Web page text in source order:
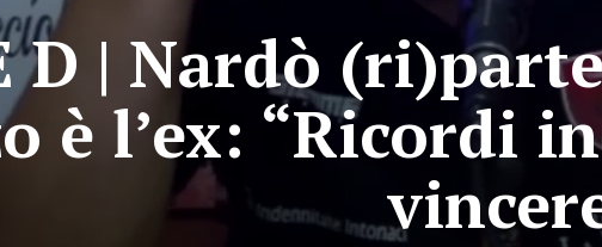
D | Nardò
è l’ex: “Ricordi